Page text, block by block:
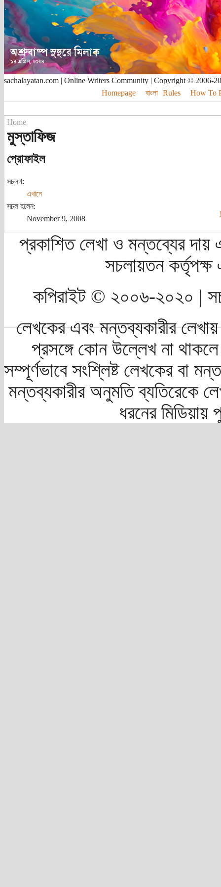
sachalayatan.com | Online Writers Community | Copyright © 2006-
Homepage
বাংলা Rules How To
Home
মুস্তাফিজ
প্রোফাইল
সচলগ:
এখানে
সচল হলেন:
November 9, 2008
প্রকাশিত লেখা ও মন্তব্যের দায়
সচলায়তন
কপিরাইট © ২০০৬-২০২০ |
লেখকের এবং মন্তব্যকারীর
প্রসঙ্গে কোন উল্লেখ না
সম্পূর্ণভাবে সংশ্লিষ্ট লেখকের বা
মন্তব্যকারীর অনুমতি ব্যতিরেকে
ধরনের মিডিয়ায়